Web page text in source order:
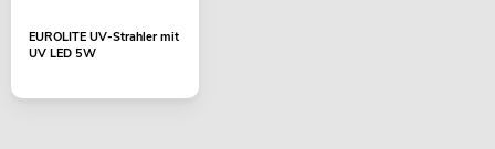
EUROLITE UV-Strahler mit
UV LED 5W